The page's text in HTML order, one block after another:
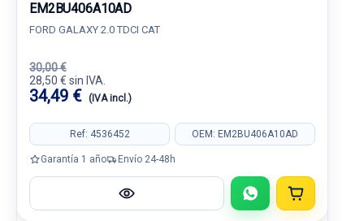
EM2BU406A10AD
FORD GALAXY 2.0 TDCI CAT
30,00 €
28,50 € sin IVA.
34,49 € (IVA incl.)
Ref: 4536452 OEM: EM2BU406A10AD
Garantía 1 año Envío 24-48h